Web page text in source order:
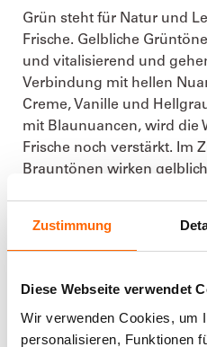
Zustimmung
Diese Webseite verwendet
Wir verwenden Cookies, um
personalisieren, Funktionen
Grün steht für Natur und
Frische. Gelbliche
und vitalisierend und
Verbindung mit hellen
Creme, Vanille und
mit Blaunuancen, wird die
Frische noch verstärkt. Im
Brauntönen wirken
einlädt. Die Kombination
diese Wirkung.
sowie Violett oder
und farbenfroh liebt, kann